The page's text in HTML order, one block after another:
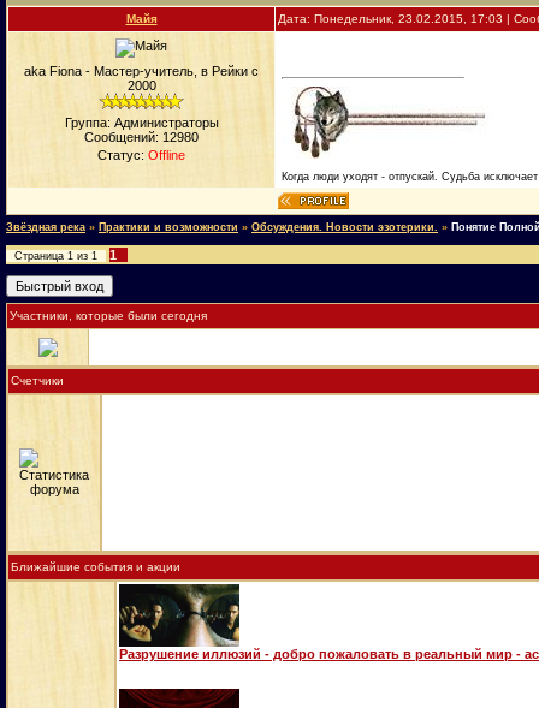
Майя Дата: Понедельник, 23.02.2015, 17:03 |
aka Fiona - Мастер-учитель, в Рейки с
2000
Группа: Администраторы
Сообщений: 12980
Статус: Offline
Когда люди уходят - отпускай. Судьба
Звёздная река » Практики и возможности » Обсуждения. Новости эзотерики. » Понятие
Страница 1 из 1 1
Участники, которые были сегодня
Счетчики
Ближайшие события и акции
Разрушение иллюзий - добро пожаловать в реальный мир -